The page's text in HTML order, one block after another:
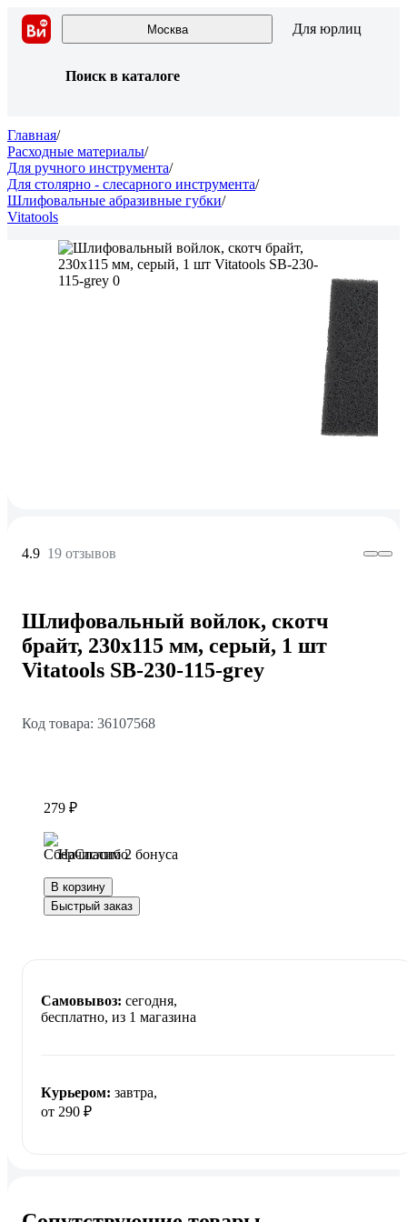
Москва Для юрлиц
Поиск в каталоге
Главная/
Расходные материалы/
Для ручного инструмента/
Для столярно - слесарного инструмента/
Шлифовальные абразивные губки/
Vitatools
4.9 19 отзывов
Шлифовальный войлок, скотч
брайт, 230х115 мм, серый, 1 шт
Vitatools SB-230-115-grey
Код товара: 36107568
279 ₽
Начислим 2 бонуса
В корзину
Быстрый заказ
Самовывоз: сегодня,
бесплатно, из 1 магазина
Курьером: завтра,
от 290 ₽